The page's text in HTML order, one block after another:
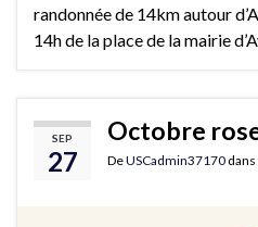
randonnée de 14km autour
14h de la place de la mairie
SEP
27
Octobre
DeUSCadmin37170